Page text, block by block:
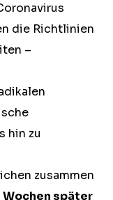
die Richtlinien
–
hin zu
zusammen
Wochen später